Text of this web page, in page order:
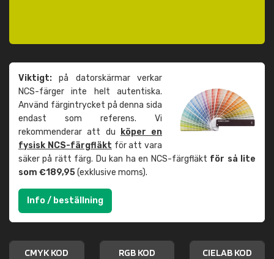
Viktigt: på datorskärmar verkar
NCS-färger inte helt autentiska.
Använd färgintrycket på denna sida
endast som referens. Vi
rekommenderar att du
köper en
fysisk NCS-färgfläkt för att vara
säker på rätt färg. Du kan ha en NCS-färgfläkt för så lite
som €189,95(exklusive moms).
Info / beställning
CMYK KOD RGB KOD CIELAB KOD